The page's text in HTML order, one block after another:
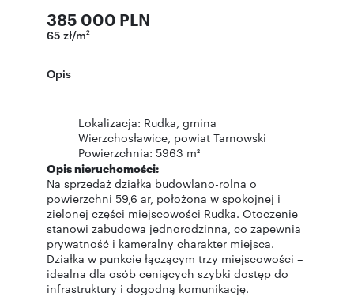
385 000 PLN
65 zł/m2
Opis
Lokalizacja: Rudka, gmina
Wierzchosławice, powiat Tarnowski
Powierzchnia: 5963 m²
Opis nieruchomości:
Na sprzedaż działka budowlano-rolna o
powierzchni 59,6 ar, położona w spokojnej i
zielonej części miejscowości Rudka. Otoczenie
stanowi zabudowa jednorodzinna, co zapewnia
prywatność i kameralny charakter miejsca.
Działka w punkcie łączącym trzy miejscowości –
idealna dla osób ceniących szybki dostęp do
infrastruktury i dogodną komunikację.